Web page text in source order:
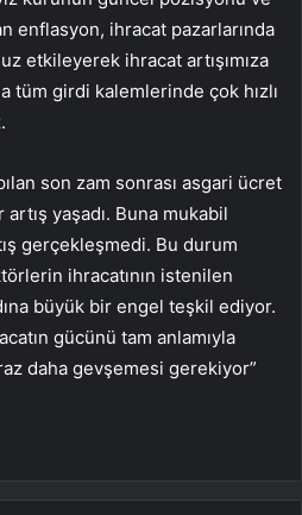
enflasyon, ihracat pazarlarında
etkileyerek ihracat artışımıza
tüm girdi kalemlerinde çok hızlı
son zam sonrası asgari ücret
yaşadı. Buna mukabil
gerçekleşmedi. Bu durum
ihracatının istenilen
büyük bir engel teşkil ediyor.
gücünü tam anlamıyla
daha gevşemesi gerekiyor”